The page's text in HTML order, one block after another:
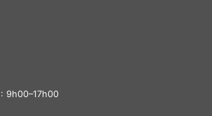
9h00–17h00